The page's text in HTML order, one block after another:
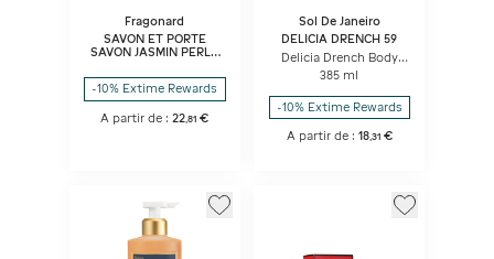
Fragonard
SAVON ET PORTE
SAVON JASMIN PERLE
-10% Extime Rewards
A partir de :22,81 €
Sol De Janeiro
DELICIA DRENCH 59
Delicia Drench Body
Wash
385 ml
-10% Extime Rewards
A partir de : 18,31 €